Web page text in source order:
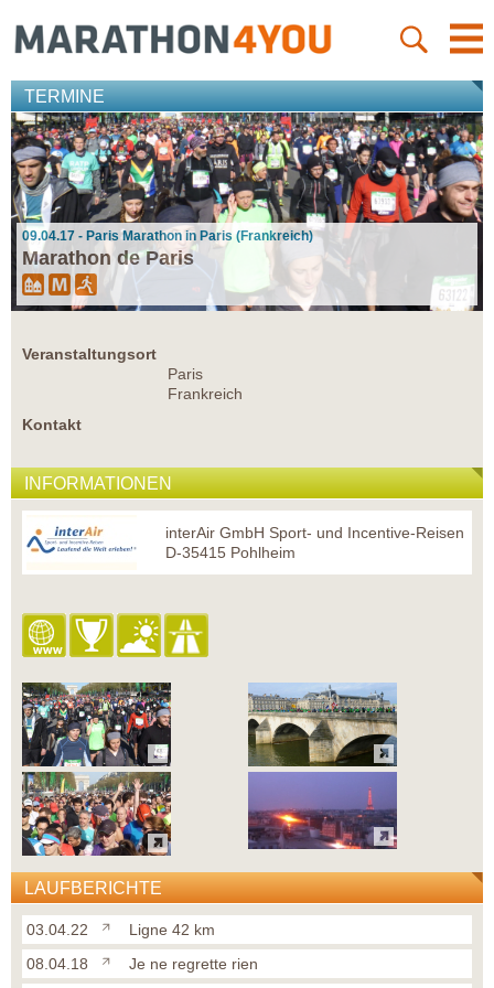
TERMINE
09.04.17 - Paris Marathon in Paris (Frankreich)
Marathon de Paris
Veranstaltungsort
Paris
Frankreich
Kontakt
INFORMATIONEN
interAir GmbH Sport- und Incentive-Reisen
D-35415 Pohlheim
LAUFBERICHTE
03.04.22
Ligne 42 km
08.04.18
Je ne regrette rien